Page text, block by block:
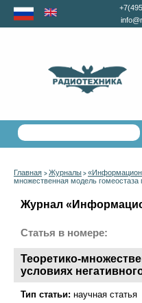
Главная > Журналы >
множественная модель гомеостаза
Журнал
Статья в номере:
Теоретико-
условиях
Тип статьи: научная статья